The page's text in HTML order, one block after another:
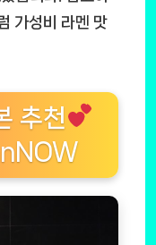
가성비 라멘 맛
추천